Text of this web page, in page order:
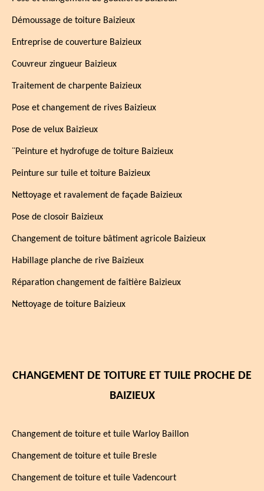
Démoussage de toiture Baizieux
Entreprise de couverture Baizieux
Couvreur zingueur Baizieux
Traitement de charpente Baizieux
Pose et changement de rives Baizieux
Pose de velux Baizieux
¨Peinture et hydrofuge de toiture Baizieux
Peinture sur tuile et toiture Baizieux
Nettoyage et ravalement de façade Baizieux
Pose de closoir Baizieux
Changement de toiture bâtiment agricole Baizieux
Habillage planche de rive Baizieux
Réparation changement de faîtière Baizieux
Nettoyage de toiture Baizieux
CHANGEMENT DE TOITURE ET TUILE PROCHE DE
BAIZIEUX
Changement de toiture et tuile Warloy Baillon
Changement de toiture et tuile Bresle
Changement de toiture et tuile Vadencourt